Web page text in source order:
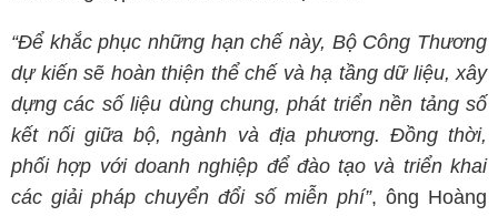
“Để khắc phục những hạn chế này, Bộ Công Thương
dự kiến sẽ hoàn thiện thể chế và hạ tầng dữ liệu, xây
dựng các số liệu dùng chung, phát triển nền tảng số
kết nối giữa bộ, ngành và địa phương. Đồng thời,
phối hợp với doanh nghiệp để đào tạo và triển khai
các giải pháp chuyển đổi số miễn phí”, ông Hoàng